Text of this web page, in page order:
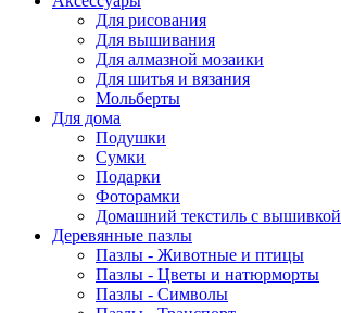
Для рисования
Для вышивания
Для алмазной мозаики
Для шитья и вязания
Мольберты
Для дома
Подушки
Сумки
Подарки
Фоторамки
Домашний текстиль с вышивкой
Деревянные пазлы
Пазлы - Животные и птицы
Пазлы - Цветы и натюрморты
Пазлы - Символы